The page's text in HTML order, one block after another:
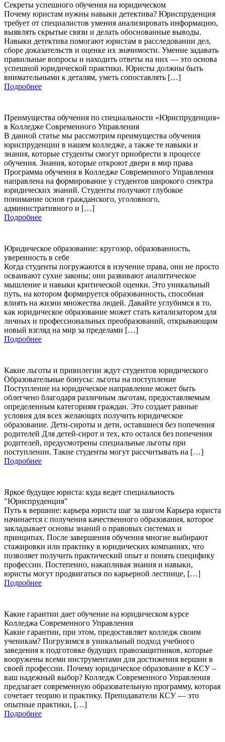
Секреты успешного обучения на юридическом
Почему юристам нужны навыки детектива? Юриспруденция
требует от специалистов умения анализировать информацию,
выявлять скрытые связи и делать обоснованные выводы.
Навыки детектива помогают юристам в расследовании дел,
сборе доказательств и оценке их значимости. Умение задавать
правильные вопросы и находить ответы на них — это основа
успешной юридической практики. Юристы должны быть
внимательными к деталям, уметь сопоставлять […]
Подробнее
Преимущества обучения по специальности «Юриспруденция»
в Колледже Современного Управления
В данной статье мы рассмотрим преимущества обучения
юриспруденции в нашем колледже, а также те навыки и
знания, которые студенты смогут приобрести в процессе
обучения. Знания, которые откроют двери в мир права
Программа обучения в Колледже Современного Управления
направлена на формирование у студентов широкого спектра
юридических знаний. Студенты получают глубокое
понимание основ гражданского, уголовного,
административного и […]
Подробнее
Юридическое образование: кругозор, образованность,
уверенность в себе
Когда студенты погружаются в изучение права, они не просто
осваивают сухие законы; они развивают аналитическое
мышление и навыки критической оценки. Это уникальный
путь, на котором формируется образованность, способная
влиять на жизни множества людей. Давайте углубимся в то,
как юридическое образование может стать катализатором для
личных и профессиональных преобразований, открывающим
новый взгляд на мир за пределами […]
Подробнее
Какие льготы и привилегии ждут студентов юридического
Образовательные бонусы: льготы на поступление
Поступление на юридическое направление может быть
облегчено благодаря различным льготам, предоставляемым
определенным категориям граждан. Это создает равные
условия для всех желающих получить юридическое
образование. Дети-сироты и дети, оставшиеся без попечения
родителей Для детей-сирот и тех, кто остался без попечения
родителей, предусмотрены специальные льготы при
поступлении. Такие студенты могут рассчитывать на […]
Подробнее
Яркое будущее юриста: куда ведет специальность
"Юриспруденция"
Путь к вершине: карьера юриста шаг за шагом Карьера юриста
начинается с получения качественного образования, которое
закладывает основы знаний о правовых системах и
принципах. После завершения обучения многие выбирают
стажировки или практику в юридических компаниях, что
позволяет получить практический опыт и понять специфику
профессии. Постепенно, накапливая знания и навыки,
юристы могут продвигаться по карьерной лестнице, […]
Подробнее
Какие гарантии дает обучение на юридическом курсе
Колледжа Современного Управления
Какие гарантии, при этом, предоставляет колледж своим
ученикам? Погрузимся в уникальный подход учебного
заведения к подготовке будущих правозащитников, которые
вооружены всеми инструментами для достижения вершин в
своей профессии. Почему юридическое образование в КСУ –
ваш надежный выбор? Колледж Современного Управления
предлагает современную образовательную программу, которая
сочетает теорию и практику. Преподаватели КСУ — это
опытные практики, […]
Подробнее